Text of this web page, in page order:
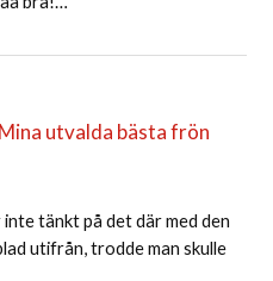
Mina utvalda bästa frön
tänkt på det där med den
utifrån, trodde man skulle